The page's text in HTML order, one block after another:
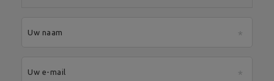
Uw naam
Uw e-mail